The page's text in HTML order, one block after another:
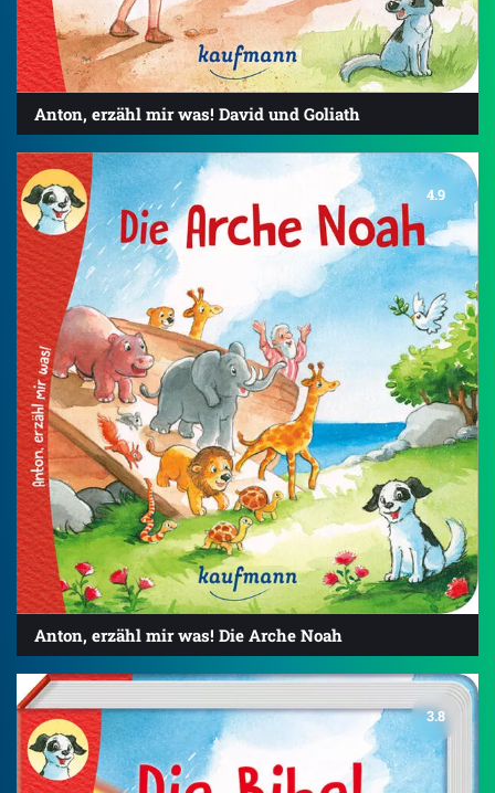
Anton, erzähl mir was! David und Goliath
4.9
Anton, erzähl mir was! Die Arche Noah
3.8